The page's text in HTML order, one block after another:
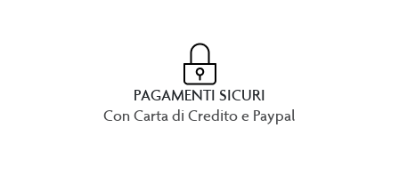
PAGAMENTI SICURI
Con Carta di Credito e Paypal